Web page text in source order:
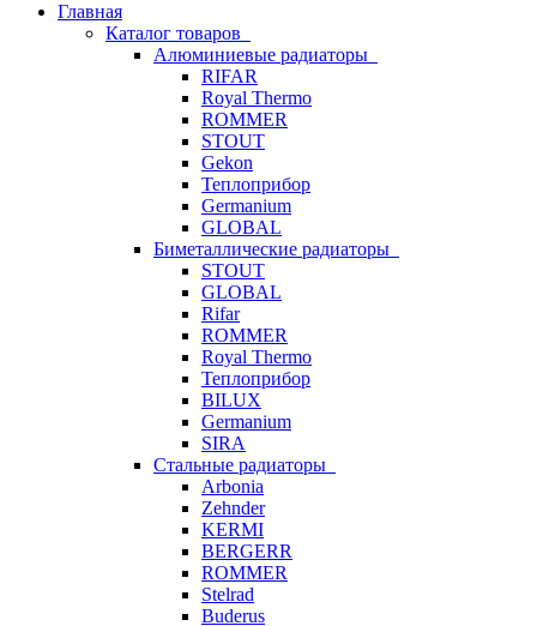
Главная
Каталог товаров
Алюминиевые радиаторы
RIFAR
Royal Thermo
ROMMER
STOUT
Gekon
Теплоприбор
Germanium
GLOBAL
Биметаллические радиаторы
STOUT
GLOBAL
Rifar
ROMMER
Royal Thermo
Теплоприбор
BILUX
Germanium
SIRA
Стальные радиаторы
Arbonia
Zehnder
KERMI
BERGERR
ROMMER
Stelrad
Buderus